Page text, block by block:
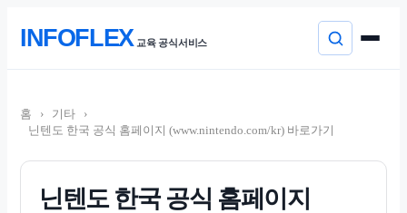
INFOFLEX 교육 공식서비스
홈 › 기타
›
닌텐도 한국 공식 홈페이지 (www.nintendo.com/kr) 바로가기
닌텐도 한국 공식 홈페이지